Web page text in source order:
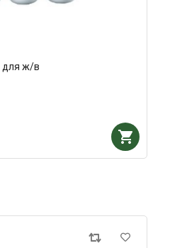
для ж/в